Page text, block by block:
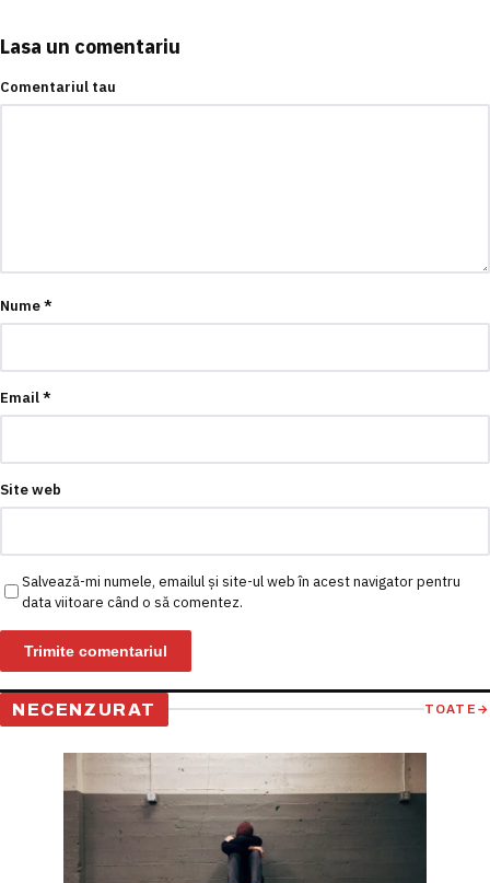
Lasa un comentariu
Comentariul tau
Nume*
Email*
Site web
Salvează-mi numele, emailul și site-ul web în acest navigator pentru
data viitoare când o să comentez.
NECENZURAT TOATE →